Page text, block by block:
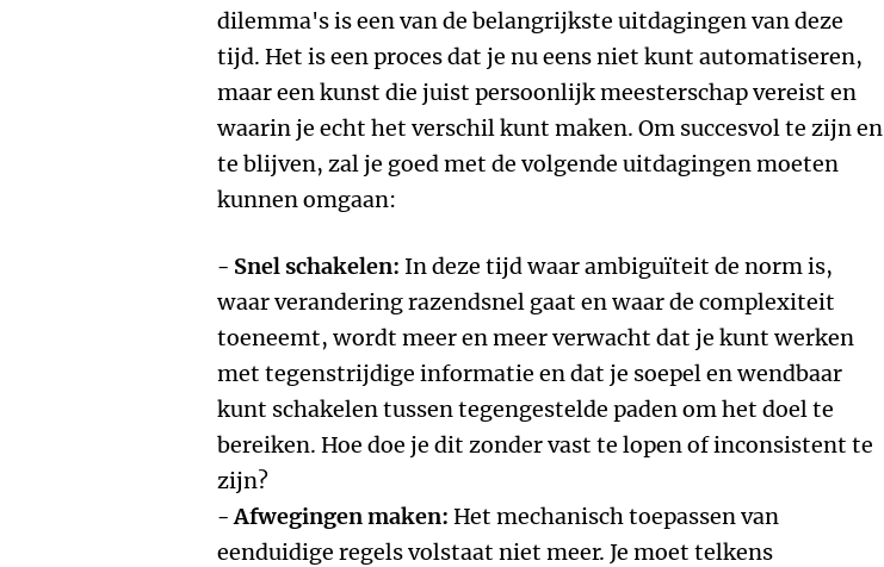
dilemma's is een van de belangrijkste uitdagingen van deze
tijd. Het is een proces dat je nu eens niet kunt automatiseren,
maar een kunst die juist persoonlijk meesterschap vereist en
waarin je echt het verschil kunt maken. Om succesvol te zijn en
te blijven, zal je goed met de volgende uitdagingen moeten
kunnen omgaan:
- Snel schakelen: In deze tijd waar ambiguïteit de norm is,
waar verandering razendsnel gaat en waar de complexiteit
toeneemt, wordt meer en meer verwacht dat je kunt werken
met tegenstrijdige informatie en dat je soepel en wendbaar
kunt schakelen tussen tegengestelde paden om het doel te
bereiken. Hoe doe je dit zonder vast te lopen of inconsistent te
zijn?
- Afwegingen maken: Het mechanisch toepassen van
eenduidige regels volstaat niet meer. Je moet telkens